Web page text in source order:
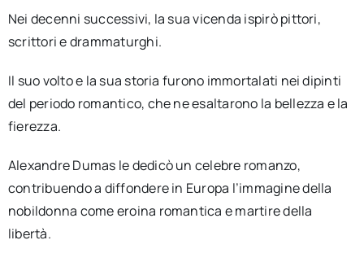
Nei decenni successivi, la sua vicenda ispirò pittori,
scrittori e drammaturghi.
Il suo volto e la sua storia furono immortalati nei dipinti
del periodo romantico, che ne esaltarono la bellezza e la
fierezza.
Alexandre Dumas le dedicò un celebre romanzo,
contribuendo a diffondere in Europa l’immagine della
nobildonna come eroina romantica e martire della
libertà.